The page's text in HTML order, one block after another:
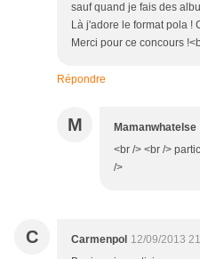
sauf quand je fais des
Là j'adore le format pola !
Merci pour ce concours
Répondre
M Mamanwhatelse
<br /> <br />
/>
C Carmenpol 12/09/2013